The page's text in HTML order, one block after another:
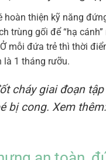
thiện kỹ năng
trùng gối để “hạ
mỗi đứa trẻ thì thời
là 1 tháng rưỡu.
cháy giai đoạn
bị cong. Xem